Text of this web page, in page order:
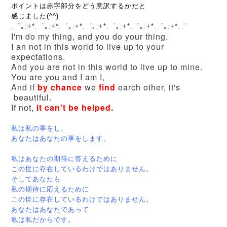
ポイントは赤字部分をどう意訳するかだと
感じました(^^)
.゜｡:+*.゜｡:+*.゜｡:+*.゜｡:+*.゜｡:+*.゜｡:+*.゜｡:+*.゜
I'm do my thing, and you do your thing.
I an not in this world to live up to your
expectations.
And you are not in this world to live up to mine.
You are you and I am I,
And if by chance we find earch other, it's
beautiful.
If not, it can't be helped.
私は私の事をし、
あなたはあなたの事をします。
私はあなたの期待に答えるために
この世に存在しているわけではありません。
そしてあなたも
私の期待に応えるために
この世に存在しているわけではありません。
あなたはあなたであって
私は私だからです。